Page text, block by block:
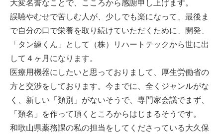
大変名誉なことで、こころから感謝申し上げます。
誤嚥やむせで苦しむ人が、少しでも楽になって、最後ま
で自分の口で栄養を取り続けていただくために、開発、
「タン練くん」として（株）リハートテックから世に出
して４ヶ月になります。
医療用機器にしたいと思っておりまして、厚生労働省の
方と交渉をしております。今までに、全くジャンルがな
く、新しい「類別」がないそうで、専門家会議でまず、
「類名」を作って頂くところからはじまるそうです。
和歌山県薬務課の私の担当をしてくださっている大久保